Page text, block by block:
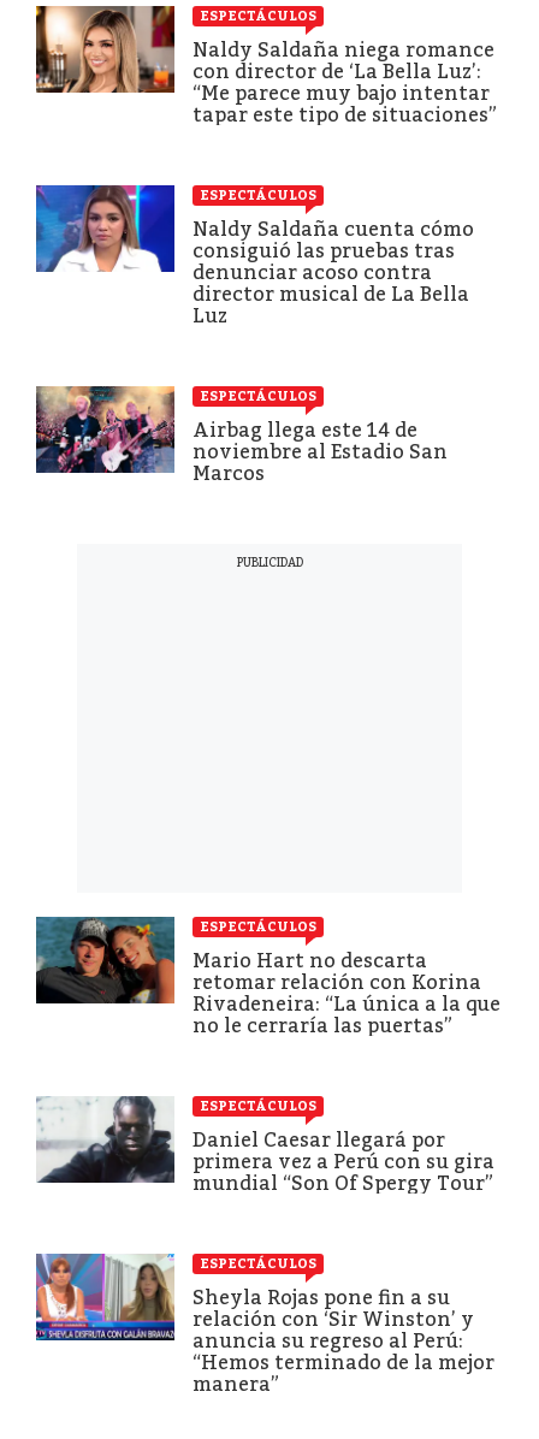
ESPECTÁCULOS
Naldy Saldaña niega romance
con director de ‘La Bella Luz’:
“Me parece muy bajo intentar
tapar este tipo de situaciones”
ESPECTÁCULOS
Naldy Saldaña cuenta cómo
consiguió las pruebas tras
denunciar acoso contra
director musical de La Bella
Luz
ESPECTÁCULOS
Airbag llega este 14 de
noviembre al Estadio San
Marcos
ESPECTÁCULOS
Mario Hart no descarta
retomar relación con Korina
Rivadeneira: “La única a la que
no le cerraría las puertas”
ESPECTÁCULOS
Daniel Caesar llegará por
primera vez a Perú con su gira
mundial “Son Of Spergy Tour”
ESPECTÁCULOS
Sheyla Rojas pone fin a su
relación con ‘Sir Winston’ y
anuncia su regreso al Perú:
“Hemos terminado de la mejor
manera”